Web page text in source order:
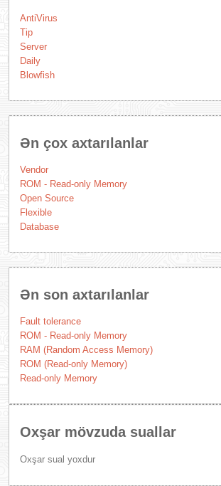
AntiVirus
Tip
Server
Daily
Blowfish
Ən çox axtarılanlar
Vendor
ROM - Read-only Memory
Open Source
Flexible
Database
Ən son axtarılanlar
Fault tolerance
ROM - Read-only Memory
RAM (Random Access Memory)
ROM (Read-only Memory)
Read-only Memory
Oxşar mövzuda suallar
Oxşar sual yoxdur